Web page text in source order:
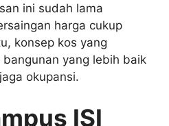
ini sudah lama
harga cukup
konsep kos yang
yang lebih baik
okupansi.
ISI